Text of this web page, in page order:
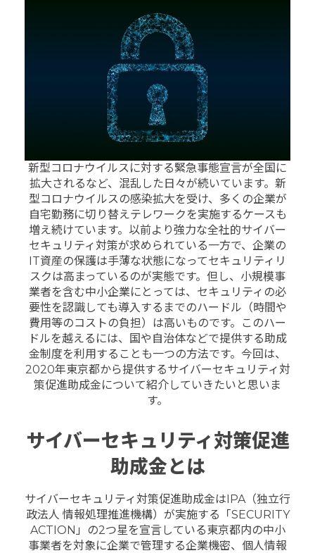
新型コロナウイルスに対する緊急事態宣言が全国に
拡大されるなど、混乱した日々が続いています。新
型コロナウイルスの感染拡大を受け、多くの企業が
自宅勤務に切り替えテレワークを実施するケースも
増え続けています。以前より強力な全社的サイバー
セキュリティ対策が求められている一方で、企業の
IT資産の保護は手薄な状態になってセキュリティリ
スクは高まっているのが実態です。但し、小規模事
業者を含む中小企業にとっては、セキュリティの必
要性を認識しても導入するまでのハードル（時間や
費用等のコストの負担）は高いものです。このハー
ドルを越えるには、国や自治体などで提供する助成
金制度を利用することも一つの方法です。今回は、
2020年東京都から提供するサイバーセキュリティ対
策促進助成金について紹介していきたいと思いま
す。
サイバーセキュリティ対策促進
助成金とは
サイバーセキュリティ対策促進助成金はIPA（独立行
政法人 情報処理推進機構）が実施する「SECURITY
ACTION」の2つ星を宣言している東京都内の中小
事業者を対象に企業で管理する企業機密、個人情報